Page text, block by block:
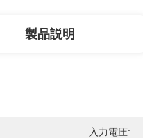
製品説明
入力電圧: